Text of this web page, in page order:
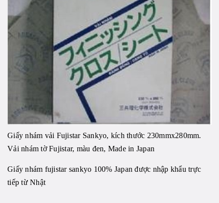
Giấy nhám vải Fujistar Sankyo, kích thước 230mmx280mm.
Vải nhám tờFujistar, màu đen, Made in Japan
Giấy nhám fujistar sankyo 100% Japan được nhập khẩu trực
tiếp từ Nhật